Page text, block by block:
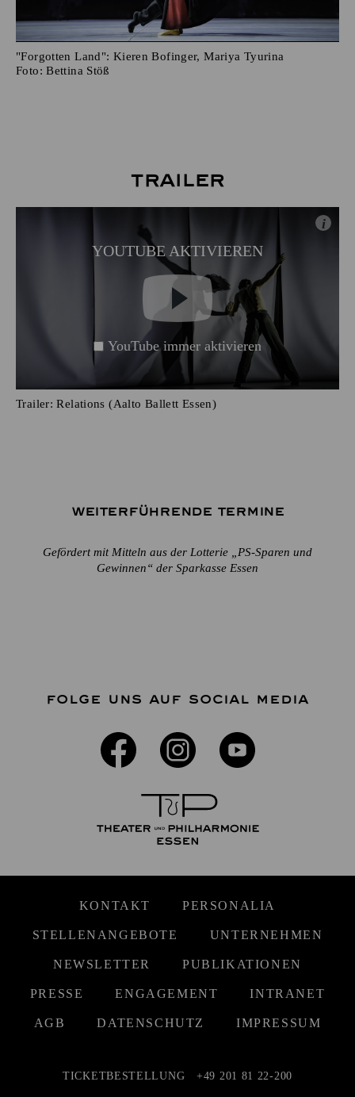
"Forgotten Land": Kieren Bofinger, Mariya Tyurina
Foto: Bettina Stöß
Trailer
YOUTUBE AKTIVIEREN
i
YouTube immer aktivieren
Trailer: Relations (Aalto Ballett Essen)
Weiterführende Termine
Gefördert mit Mitteln aus der Lotterie „PS-Sparen und
Gewinnen“ der Sparkasse Essen
FOLGE UNS AUF SOCIAL MEDIA
KONTAKT PERSONALIA
STELLENANGEBOTE UNTERNEHMEN
NEWSLETTER PUBLIKATIONEN
PRESSE ENGAGEMENT INTRANET
AGB DATENSCHUTZ IMPRESSUM
TICKETBESTELLUNG +49 201 81 22-200